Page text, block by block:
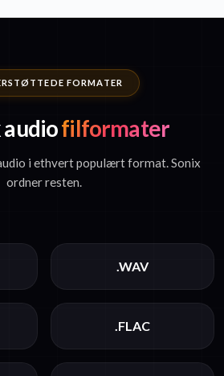
FORMATER
filformater
i ethvert populært format. Sonix
ordner resten.
.WAV
.FLAC